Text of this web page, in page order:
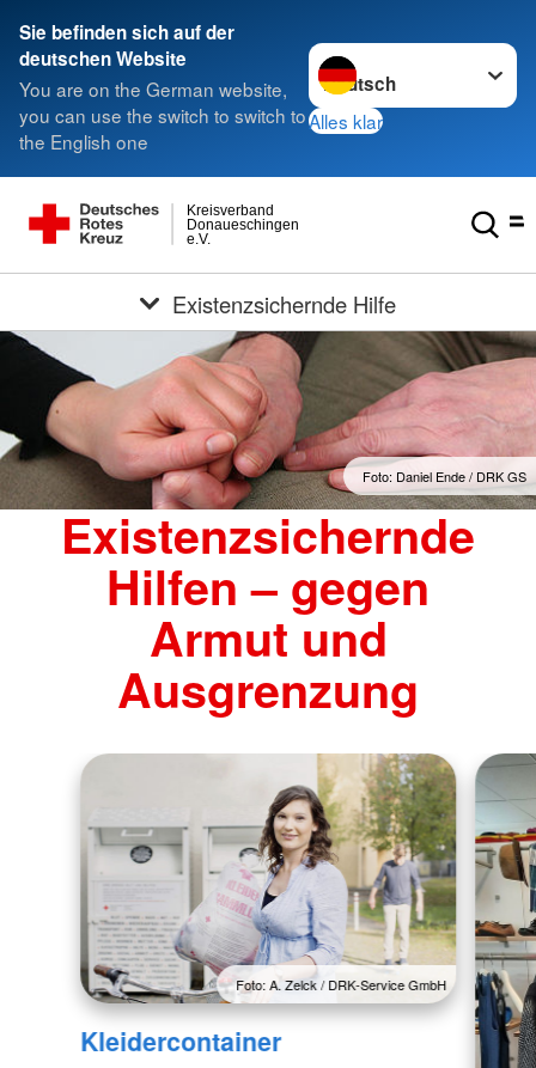
Sie befinden sich auf der
deutschen Website
You are on the German website,
you can use the switch to switch to
the English one
Sprache wechseln zu
Alles klar
e.V.
Donaueschingen
Kreisverband
Existenzsichernde Hilfe
Foto: Daniel Ende / DRK GS
Existenzsichernde
Hilfen – gegen
Armut und
Ausgrenzung
Foto: A. Zelck / DRK-Service GmbH
Kleidercontainer